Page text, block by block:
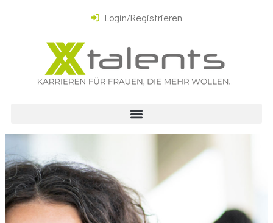
Login/Registrieren